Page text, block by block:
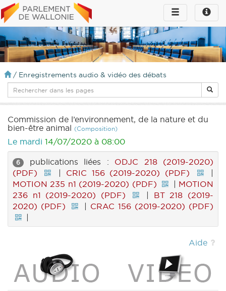
Toggle
infos
Toggle
navigation
/ Enregistrements audio & vidéo des débats
Commission de l’environnement, de la nature et du
bien-être animal (Composition)
Le mardi 14/07/2020 à 08:00
6 publications liées : ODJC 218 (2019-2020)
(PDF)
| CRIC 156 (2019-2020) (PDF)
|
MOTION 235 n1 (2019-2020) (PDF)
| MOTION
236 n1 (2019-2020) (PDF)
| BT 218 (2019-
2020) (PDF)
| CRAC 156 (2019-2020) (PDF)
|
Aide